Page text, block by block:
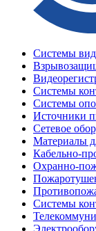
Системы
Системы
Системы
Источники
Сетевое
Материалы
Кабельно-
Охранно-
Системы